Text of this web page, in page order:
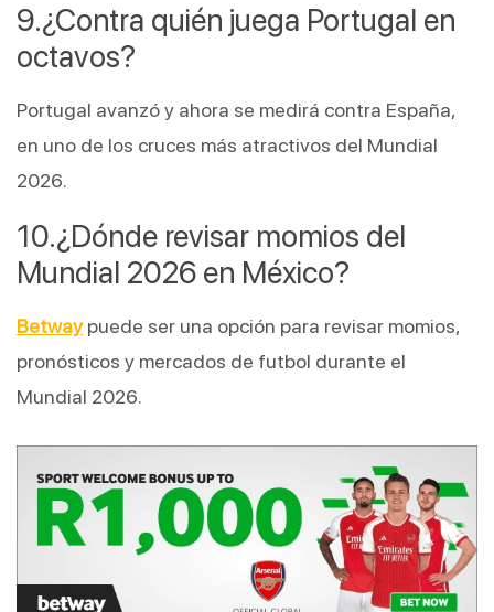
¿Contra quién juega Portugal en
octavos?
Portugal avanzó y ahora se medirá contra España,
en uno de los cruces más atractivos del Mundial
2026.
¿Dónde revisar momios del
Mundial 2026 en México?
Betway puede ser una opción para revisar momios,
pronósticos y mercados de futbol durante el
Mundial 2026.